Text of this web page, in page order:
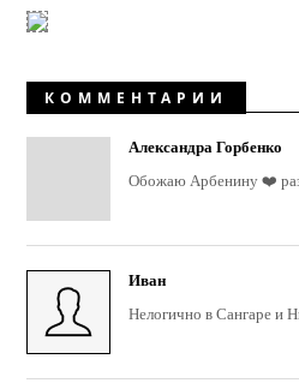
КОММЕНТАРИИ
Александра Горбенко
Обожаю Арбенину ❤️ раз
Иван
Нелогично в Сангаре и